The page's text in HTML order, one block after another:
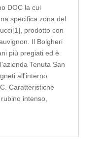
DOC la cui
specifica zona del
prodotto con
Il Bolgheri
più pregiati ed è
Tenuta San
all'interno
Caratteristiche
intenso,